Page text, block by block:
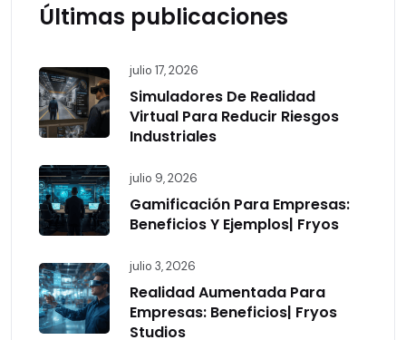
Últimas publicaciones
julio 17, 2026
Simuladores De Realidad
Virtual Para Reducir Riesgos
Industriales
julio 9, 2026
Gamificación Para Empresas:
Beneficios Y Ejemplos| Fryos
julio 3, 2026
Realidad Aumentada Para
Empresas: Beneficios| Fryos
Studios